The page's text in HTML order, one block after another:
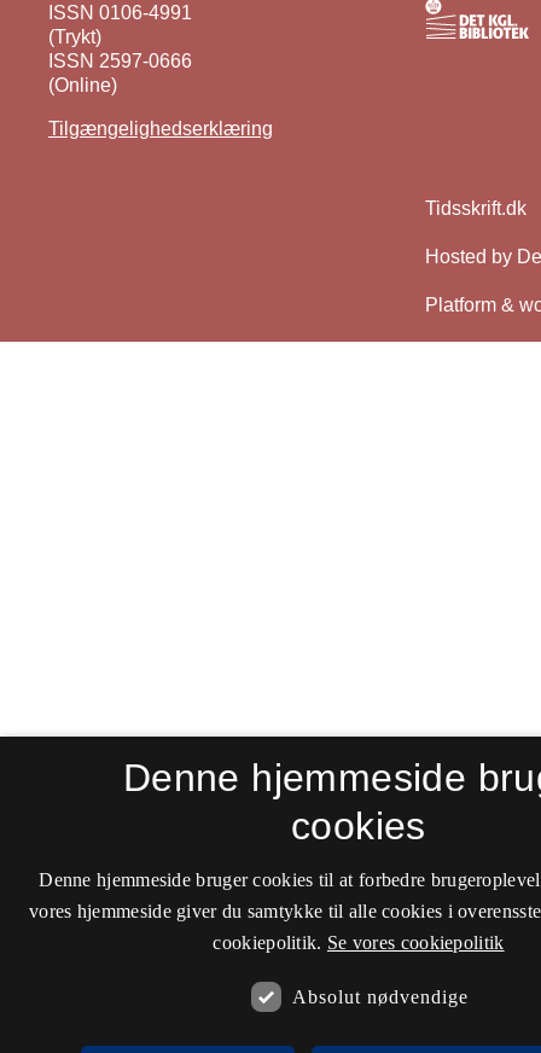
ISSN 0106-4991
(Trykt)
ISSN 2597-0666
(Online)
Tilgængelighedserklæring
Denne hjemmeside
cookies
Denne hjemmeside bruger cookies til at forbedre
vores hjemmeside giver du samtykke til alle cookies i
cookiepolitik. Se vores cookiepolitik
Absolut nødvendige